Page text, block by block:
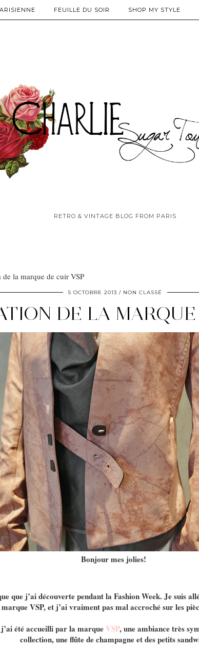
RETRO & VINTAGE BLOG FROM PARIS
FEUILLE DU SOIR SHOP MY STYLE
de la marque de cuir VSP
5 OCTOBRE 2013 NON CLASSÉ
DE LA
Bonjour mes jolies!
que j’ai découverte pendant la Fashion Week. Je suis
VSP, et j’ai vraiment pas mal accroché sur les
été accueilli par la marque VSP, une ambiance très
collection, une flûte de champagne et des petits